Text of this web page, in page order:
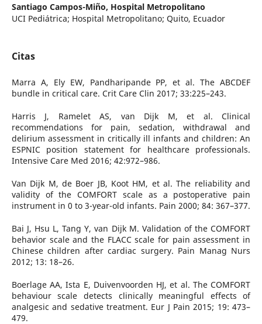
Santiago Campos-Miño, Hospital Metropolitano
UCI Pediátrica; Hospital Metropolitano; Quito, Ecuador
Citas
Marra A, Ely EW, Pandharipande PP, et al. The ABCDEF
bundle in critical care. Crit Care Clin 2017; 33:225–243.
Harris J, Ramelet AS, van Dijk M, et al. Clinical
recommendations for pain, sedation, withdrawal and
delirium assessment in critically ill infants and children: An
ESPNIC position statement for healthcare professionals.
Intensive Care Med 2016; 42:972–986.
Van Dijk M, de Boer JB, Koot HM, et al. The reliability and
validity of the COMFORT scale as a postoperative pain
instrument in 0 to 3-year-old infants. Pain 2000; 84: 367–377.
Bai J, Hsu L, Tang Y, van Dijk M. Validation of the COMFORT
behavior scale and the FLACC scale for pain assessment in
Chinese children after cardiac surgery. Pain Manag Nurs
2012; 13: 18–26.
Boerlage AA, Ista E, Duivenvoorden HJ, et al. The COMFORT
behaviour scale detects clinically meaningful effects of
analgesic and sedative treatment. Eur J Pain 2015; 19: 473–
479.